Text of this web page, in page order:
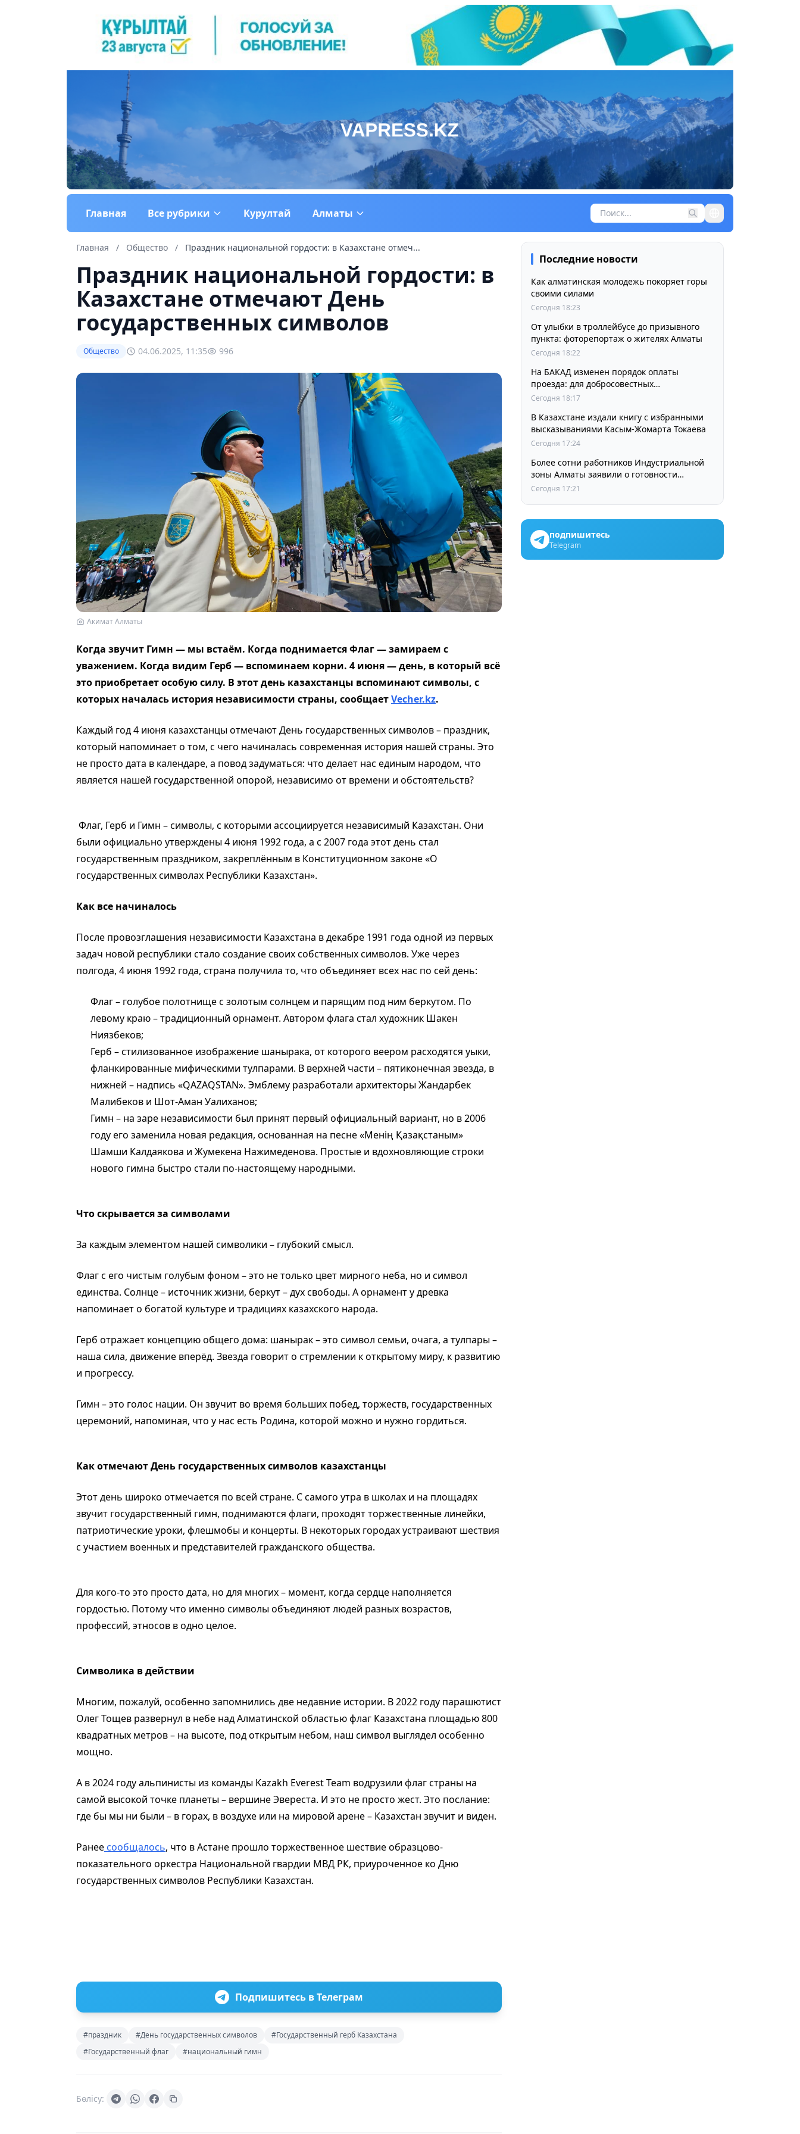
Главная Все рубрики Курултай Алматы
Главная / Общество / Праздник национальной гордости: в Казахстане отмеч...
Праздник национальной гордости: в
Казахстане отмечают День
государственных символов
Общество 04.06.2025, 11:35 996
Акимат Алматы
Когда звучит Гимн — мы встаём. Когда поднимается Флаг — замираем с
уважением. Когда видим Герб — вспоминаем корни. 4 июня — день, в который всё
это приобретает особую силу. В этот день казахстанцы вспоминают символы, с
которых началась история независимости страны, сообщаетVecher.kz.
Каждый год 4 июня казахстанцы отмечают День государственных символов – праздник,
который напоминает о том, с чего начиналась современная история нашей страны. Это
не просто дата в календаре, а повод задуматься: что делает нас единым народом, что
является нашей государственной опорой, независимо от времени и обстоятельств?
Флаг, Герб и Гимн – символы, с которыми ассоциируется независимый Казахстан. Они
были официально утверждены 4 июня 1992 года, а с 2007 года этот день стал
государственным праздником, закреплённым в Конституционном законе «О
государственных символах Республики Казахстан».
Как все начиналось
После провозглашения независимости Казахстана в декабре 1991 года одной из первых
задач новой республики стало создание своих собственных символов. Уже через
полгода, 4 июня 1992 года, страна получила то, что объединяет всех нас по сей день:
Флаг – голубое полотнище с золотым солнцем и парящим под ним беркутом. По
левому краю – традиционный орнамент. Автором флага стал художник Шакен
Ниязбеков;
Герб – стилизованное изображение шанырака, от которого веером расходятся уыки,
фланкированные мифическими тулпарами. В верхней части – пятиконечная звезда, в
нижней – надпись «QAZAQSTAN». Эмблему разработали архитекторы Жандарбек
Малибеков и Шот-Аман Уалиханов;
Гимн – на заре независимости был принят первый официальный вариант, но в 2006
году его заменила новая редакция, основанная на песне «Менің Қазақстаным»
Шамши Калдаякова и Жумекена Нажимеденова. Простые и вдохновляющие строки
нового гимна быстро стали по-настоящему народными.
Что скрывается за символами
За каждым элементом нашей символики – глубокий смысл.
Флаг с его чистым голубым фоном – это не только цвет мирного неба, но и символ
единства. Солнце – источник жизни, беркут – дух свободы. А орнамент у древка
напоминает о богатой культуре и традициях казахского народа.
Герб отражает концепцию общего дома: шанырак – это символ семьи, очага, а тулпары –
наша сила, движение вперёд. Звезда говорит о стремлении к открытому миру, к развитию
и прогрессу.
Гимн – это голос нации. Он звучит во время больших побед, торжеств, государственных
церемоний, напоминая, что у нас есть Родина, которой можно и нужно гордиться.
Как отмечают День государственных символов казахстанцы
Этот день широко отмечается по всей стране. С самого утра в школах и на площадях
звучит государственный гимн, поднимаются флаги, проходят торжественные линейки,
патриотические уроки, флешмобы и концерты. В некоторых городах устраивают шествия
с участием военных и представителей гражданского общества.
Для кого-то это просто дата, но для многих – момент, когда сердце наполняется
гордостью. Потому что именно символы объединяют людей разных возрастов,
профессий, этносов в одно целое.
Символика в действии
Многим, пожалуй, особенно запомнились две недавние истории. В 2022 году парашютист
Олег Тощев развернул в небе над Алматинской областью флаг Казахстана площадью 800
квадратных метров – на высоте, под открытым небом, наш символ выглядел особенно
мощно.
А в 2024 году альпинисты из команды Kazakh Everest Team водрузили флаг страны на
самой высокой точке планеты – вершине Эвереста. И это не просто жест. Это послание:
где бы мы ни были – в горах, в воздухе или на мировой арене – Казахстан звучит и виден.
Ранее сообщалось, что в Астане прошло торжественное шествие образцово-
показательного оркестра Национальной гвардии МВД РК, приуроченное ко Дню
государственных символов Республики Казахстан.
Подпишитесь в Телеграм
#праздник #День государственных символов
#Государственный герб Казахстана
#Государственный флаг
#национальный гимн
Бөлісу:
Последние новости
Как алматинская молодежь покоряет горы
своими силами
Сегодня 18:23
От улыбки в троллейбусе до призывного
пункта: фоторепортаж о жителях Алматы
Сегодня 18:22
На БАКАД изменен порядок оплаты
проезда: для добросовестных
пользователей стоимость остается
Сегодня 18:17
В Казахстане издали книгу с избранными
высказываниями Касым-Жомарта Токаева
Сегодня 17:24
Более сотни работников Индустриальной
зоны Алматы заявили о готовности
принять участие в выборах членов
Сегодня 17:21
подпишитесь
Telegram